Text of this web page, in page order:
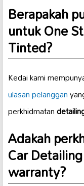
Berapakah
untuk One
Tinted?
Kedai kami
ulasan pelanggan
perkhidmatan
Adakah
Car
warranty?